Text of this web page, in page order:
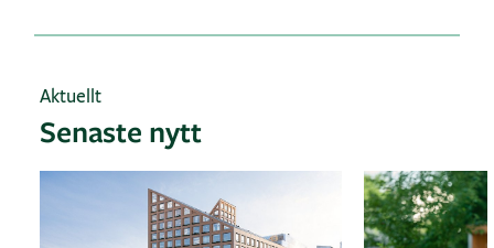
Aktuellt
Senaste nytt